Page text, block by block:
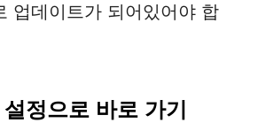
o
업데이트가 되어있어야 합
정으로 바로 가기